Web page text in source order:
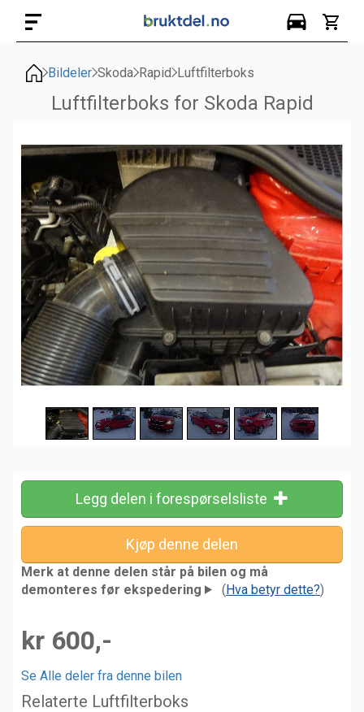
Bildeler Skoda Rapid Luftfilterboks
Luftfilterboks for Skoda Rapid
Legg delen i forespørselsliste
Merk at denne delen står på bilen og må
demonteres før ekspedering
(Hva betyr dette?)
kr 600,-
Se Alle deler fra denne bilen
Relaterte Luftfilterboks